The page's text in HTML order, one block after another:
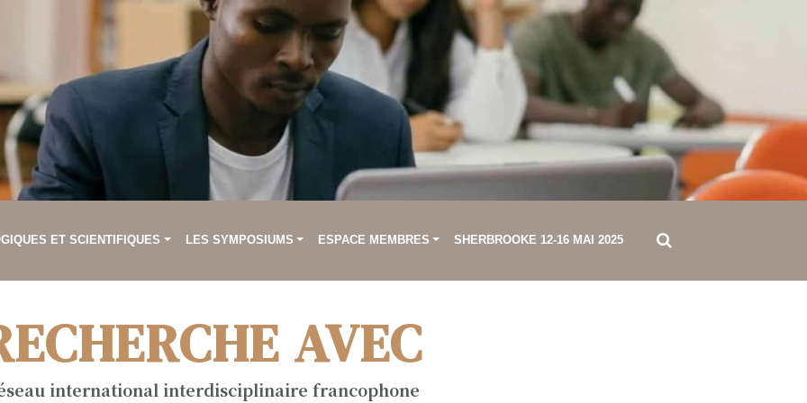
ET SCIENTIFIQUES LES SYMPOSIUMS ESPACE MEMBRES SHERBROOKE 12-16 MAI 2025
AVEC
international interdisciplinaire francophone